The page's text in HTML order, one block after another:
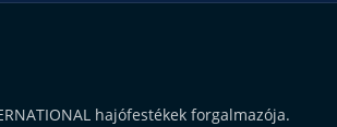
hajófestékek forgalmazója.